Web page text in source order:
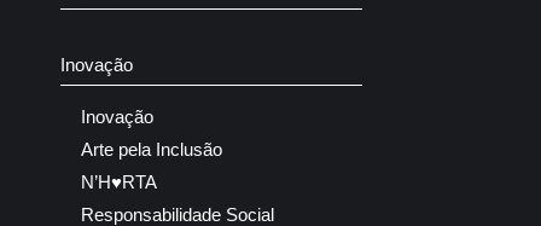
Inovação
Inovação
Arte pela Inclusão
N’H♥RTA
Responsabilidade Social